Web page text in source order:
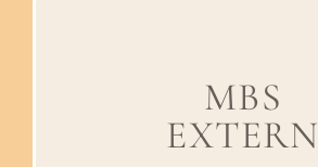
MBS
EXTERN